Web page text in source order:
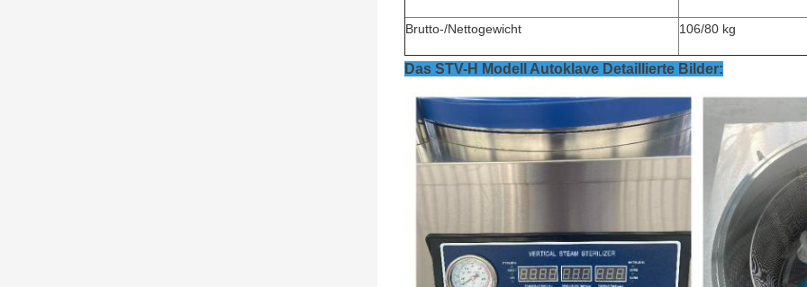
Brutto-/Nettogewicht 106/80 kg
Das STV-H Modell Autoklave Detaillierte Bilder: